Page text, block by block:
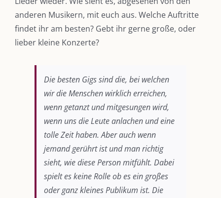
anderen Musikern, mit euch aus. Welche Auftritte
findet ihr am besten? Gebt ihr gerne große, oder
lieber kleine Konzerte?
Die besten Gigs sind die, bei welchen
wir die Menschen wirklich erreichen,
wenn getanzt und mitgesungen wird,
wenn uns die Leute anlachen und eine
tolle Zeit haben. Aber auch wenn
jemand gerührt ist und man richtig
sieht, wie diese Person mitfühlt. Dabei
spielt es keine Rolle ob es ein großes
oder ganz kleines Publikum ist. Die